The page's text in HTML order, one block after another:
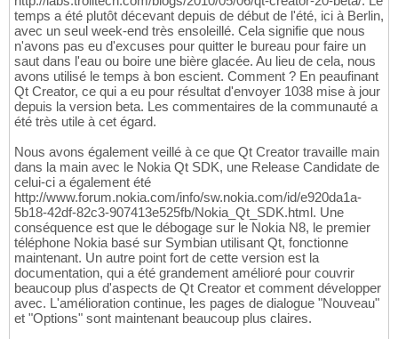
temps a été plutôt décevant depuis de début de l'été, ici à Berlin,
avec un seul week-end très ensoleillé. Cela signifie que nous
n'avons pas eu d'excuses pour quitter le bureau pour faire un
saut dans l'eau ou boire une bière glacée. Au lieu de cela, nous
avons utilisé le temps à bon escient. Comment ? En peaufinant
Qt Creator, ce qui a eu pour résultat d'envoyer 1038 mise à jour
depuis la version beta. Les commentaires de la communauté a
été très utile à cet égard.
Nous avons également veillé à ce que Qt Creator travaille main
dans la main avec le Nokia Qt SDK, une Release Candidate de
celui-ci a également été
http://www.forum.nokia.com/info/sw.nokia.com/id/e920da1a-
5b18-42df-82c3-907413e525fb/Nokia_Qt_SDK.html. Une
conséquence est que le débogage sur le Nokia N8, le premier
téléphone Nokia basé sur Symbian utilisant Qt, fonctionne
maintenant. Un autre point fort de cette version est la
documentation, qui a été grandement amélioré pour couvrir
beaucoup plus d'aspects de Qt Creator et comment développer
avec. L'amélioration continue, les pages de dialogue "Nouveau"
et "Options" sont maintenant beaucoup plus claires.